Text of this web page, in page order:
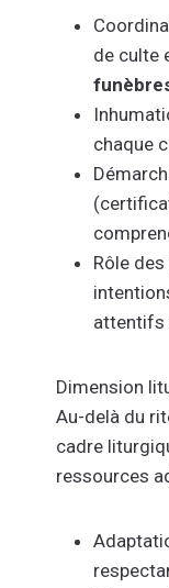
de culte
chaque
Rôle
attentifs
Dimension
Au-delà du
cadre
ressources